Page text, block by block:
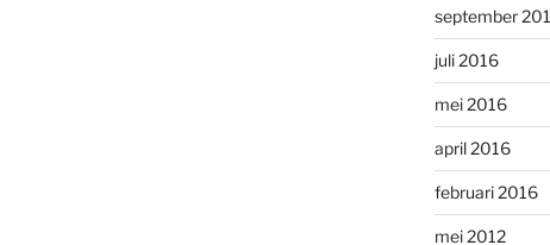
september
juli 2016
mei 2016
april 2016
februari 2016
mei 2012